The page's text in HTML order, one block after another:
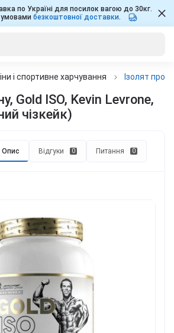
по Україні для посилок вагою до 30кг.
безкоштовної доставки.
і спортивне харчування Ізолят
Gold ISO, Kevin Levrone,
чізкейк)
Опис Відгуки 0 Питання 0